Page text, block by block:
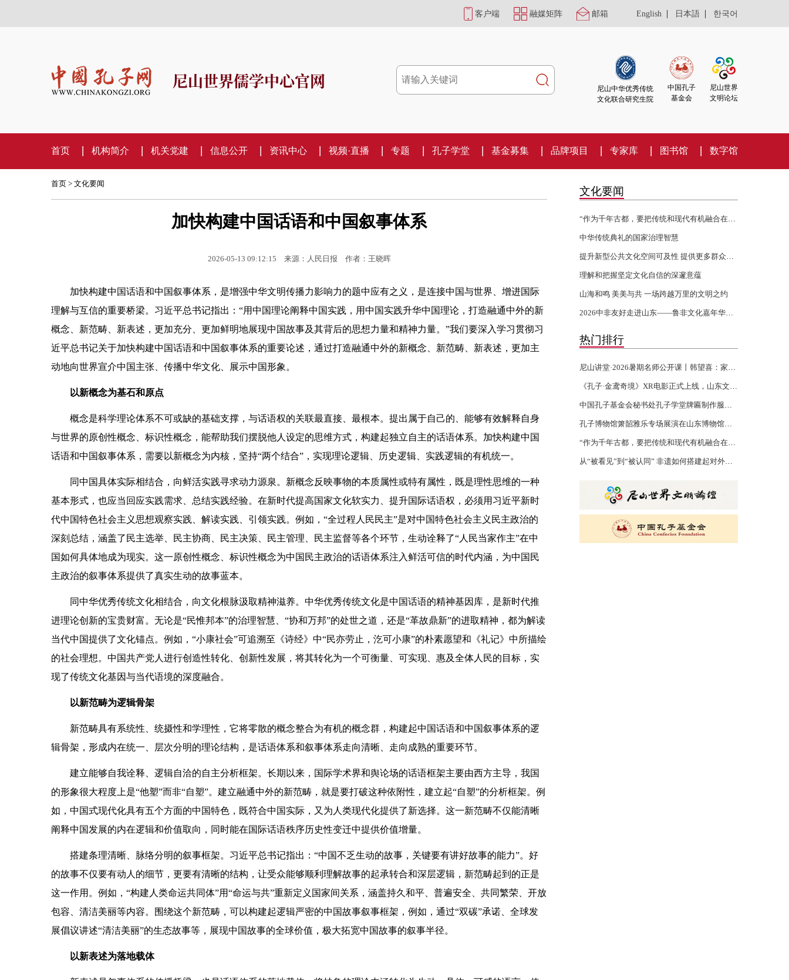
客户端 融媒矩阵 邮箱 English | 日本語 | 한국어
尼山世界儒学中心官网
尼山中华优秀传统
文化联合研究生院
中国孔子
基金会
尼山世界
文明论坛
首页 机构简介 机关党建 信息公开 资讯中心 视频·直播 专题 孔子学堂 基金募集 品牌项目 专家库 图书馆 数字馆
首页 > 文化要闻
加快构建中国话语和中国叙事体系
2026-05-13 09:12:15 来源：人民日报 作者：王晓晖
加快构建中国话语和中国叙事体系，是增强中华文明传播力影响力的题中应有之义，是连接中国与世界、增进国际
理解与互信的重要桥梁。习近平总书记指出：“用中国理论阐释中国实践，用中国实践升华中国理论，打造融通中外的新
概念、新范畴、新表述，更加充分、更加鲜明地展现中国故事及其背后的思想力量和精神力量。”我们要深入学习贯彻习
近平总书记关于加快构建中国话语和中国叙事体系的重要论述，通过打造融通中外的新概念、新范畴、新表述，更加主
动地向世界宣介中国主张、传播中华文化、展示中国形象。
以新概念为基石和原点
概念是科学理论体系不可或缺的基础支撑，与话语权的关联最直接、最根本。提出属于自己的、能够有效解释自身
与世界的原创性概念、标识性概念，能帮助我们摆脱他人设定的思维方式，构建起独立自主的话语体系。加快构建中国
话语和中国叙事体系，需要以新概念为内核，坚持“两个结合”，实现理论逻辑、历史逻辑、实践逻辑的有机统一。
同中国具体实际相结合，向鲜活实践寻求动力源泉。新概念反映事物的本质属性或特有属性，既是理性思维的一种
基本形式，也应当回应实践需求、总结实践经验。在新时代提高国家文化软实力、提升国际话语权，必须用习近平新时
代中国特色社会主义思想观察实践、解读实践、引领实践。例如，“全过程人民民主”是对中国特色社会主义民主政治的
深刻总结，涵盖了民主选举、民主协商、民主决策、民主管理、民主监督等各个环节，生动诠释了“人民当家作主”在中
国如何具体地成为现实。这一原创性概念、标识性概念为中国民主政治的话语体系注入鲜活可信的时代内涵，为中国民
主政治的叙事体系提供了真实生动的故事蓝本。
同中华优秀传统文化相结合，向文化根脉汲取精神滋养。中华优秀传统文化是中国话语的精神基因库，是新时代推
进理论创新的宝贵财富。无论是“民惟邦本”的治理智慧、“协和万邦”的处世之道，还是“革故鼎新”的进取精神，都为解读
当代中国提供了文化锚点。例如，“小康社会”可追溯至《诗经》中“民亦劳止，汔可小康”的朴素愿望和《礼记》中所描绘
的社会理想。中国共产党人进行创造性转化、创新性发展，将其转化为一个可衡量、可实现、惠及全体人民的目标，实
现了传统文化基因与当代语境的深度融合。
以新范畴为逻辑骨架
新范畴具有系统性、统摄性和学理性，它将零散的概念整合为有机的概念群，构建起中国话语和中国叙事体系的逻
辑骨架，形成内在统一、层次分明的理论结构，是话语体系和叙事体系走向清晰、走向成熟的重要环节。
建立能够自我诠释、逻辑自洽的自主分析框架。长期以来，国际学术界和舆论场的话语框架主要由西方主导，我国
的形象很大程度上是“他塑”而非“自塑”。建立融通中外的新范畴，就是要打破这种依附性，建立起“自塑”的分析框架。例
如，中国式现代化具有五个方面的中国特色，既符合中国实际，又为人类现代化提供了新选择。这一新范畴不仅能清晰
阐释中国发展的内在逻辑和价值取向，同时能在国际话语秩序历史性变迁中提供价值增量。
搭建条理清晰、脉络分明的叙事框架。习近平总书记指出：“中国不乏生动的故事，关键要有讲好故事的能力”。好
的故事不仅要有动人的细节，更要有清晰的结构，让受众能够顺利理解故事的起承转合和深层逻辑，新范畴起到的正是
这一作用。例如，“构建人类命运共同体”用“命运与共”重新定义国家间关系，涵盖持久和平、普遍安全、共同繁荣、开放
包容、清洁美丽等内容。围绕这个新范畴，可以构建起逻辑严密的中国故事叙事框架，例如，通过“双碳”承诺、全球发
展倡议讲述“清洁美丽”的生态故事等，展现中国故事的全球价值，极大拓宽中国故事的叙事半径。
以新表述为落地载体
文化要闻
中华传统典礼的国家治理智慧
理解和把握坚定文化自信的深邃意蕴
山海和鸣 美美与共 一场跨越万里的文明之约
热门排行